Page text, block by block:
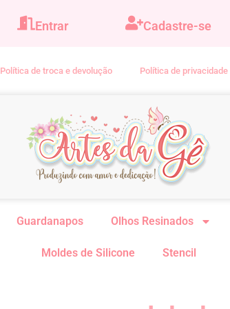
Entrar Cadastre-se
Política de troca e devolução Política de privacidade
Guardanapos Olhos Resinados
Moldes de Silicone Stencil